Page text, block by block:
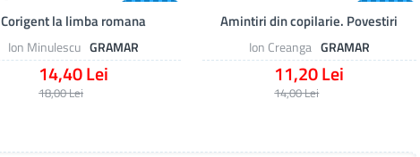
-20 %
Ion Minulescu GRAMAR
Corigent la limba romana
14,40 Lei
18,00 Lei
-20 %
Ion Creanga GRAMAR
Amintiri din copilarie. Povestiri
11,20 Lei
14,00 Lei